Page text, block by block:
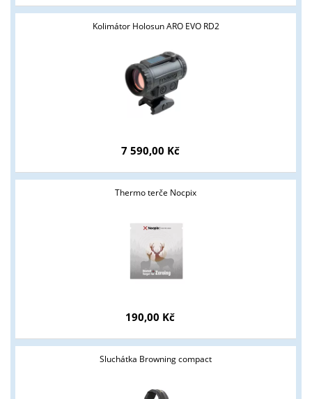
Kolimátor Holosun ARO EVO RD2
7 590,00 Kč
Thermo terče Nocpix
190,00 Kč
Sluchátka Browning compact
Tyto stránky jsou určeny pouze odborné veřejnosti od 18 let a
podnikatelům v oblasti zbraně a střelivo. Splňujete tyto
podmínky?